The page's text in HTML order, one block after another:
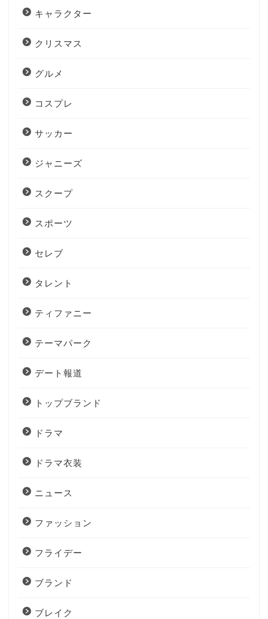
キャラクター
クリスマス
グルメ
コスプレ
サッカー
ジャニーズ
スクープ
スポーツ
セレブ
タレント
ティファニー
テーマパーク
デート報道
トップブランド
ドラマ
ドラマ衣装
ニュース
ファッション
フライデー
ブランド
ブレイク